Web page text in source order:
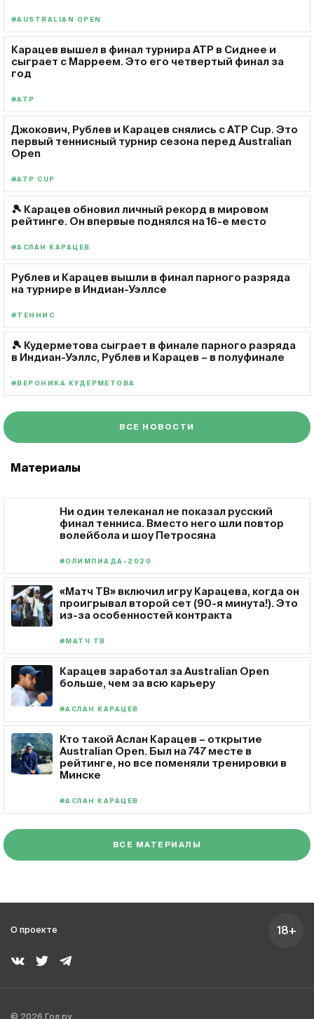
#AUSTRALIAN OPEN
Карацев вышел в финал турнира ATP в Сиднее и
сыграет с Марреем. Это его четвертый финал за
год
#ATP
Джокович, Рублев и Карацев снялись с ATP Cup. Это
первый теннисный турнир сезона перед Australian
Open
#ATP CUP
🎾 Карацев обновил личный рекорд в мировом
рейтинге. Он впервые поднялся на 16-е место
#АСЛАН КАРАЦЕВ
Рублев и Карацев вышли в финал парного разряда
на турнире в Индиан-Уэллсе
#ТЕННИС
🎾 Кудерметова сыграет в финале парного разряда
в Индиан-Уэллс, Рублев и Карацев – в полуфинале
#ВЕРОНИКА КУДЕРМЕТОВА
ВСЕ НОВОСТИ
Материалы
Ни один телеканал не показал русский
финал тенниса. Вместо него шли повтор
волейбола и шоу Петросяна
#ОЛИМПИАДА-2020
«Матч ТВ» включил игру Карацева, когда он
проигрывал второй сет (90-я минута!). Это
из-за особенностей контракта
#МАТЧ ТВ
Карацев заработал за Australian Open
больше, чем за всю карьеру
#АСЛАН КАРАЦЕВ
Кто такой Аслан Карацев – открытие
Australian Open. Был на 747 месте в
рейтинге, но все поменяли тренировки в
Минске
#АСЛАН КАРАЦЕВ
ВСЕ МАТЕРИАЛЫ
О проекте 18+